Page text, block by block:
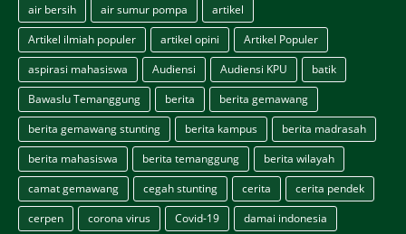
air bersih air sumur pompa
artikel
Artikel ilmiah populer
artikel opini
Artikel Populer
aspirasi mahasiswa
Audiensi Audiensi KPU
batik
Bawaslu Temanggung
berita
berita gemawang
berita gemawang stunting
berita kampus
berita madrasah
berita mahasiswa
berita temanggung
berita wilayah
camat gemawang
cegah stunting cerita
cerita pendek
cerpen
corona virus Covid-19
damai indonesia